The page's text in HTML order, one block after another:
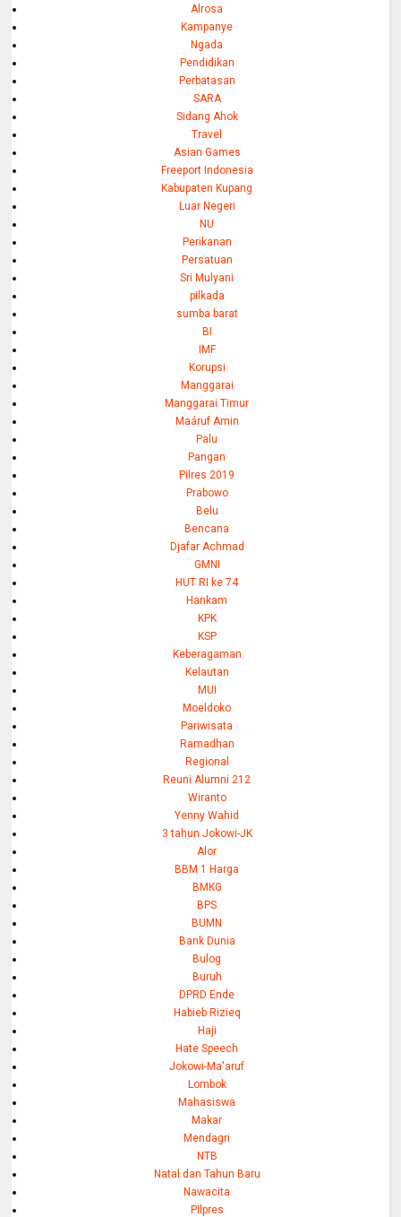
Alrosa
Kampanye
Ngada
Pendidikan
Perbatasan
SARA
Sidang Ahok
Travel
Asian Games
Freeport Indonesia
Kabupaten Kupang
Luar Negeri
NU
Perikanan
Persatuan
Sri Mulyani
pilkada
sumba barat
BI
IMF
Korupsi
Manggarai
Manggarai Timur
Maáruf Amin
Palu
Pangan
Pilres 2019
Prabowo
Belu
Bencana
Djafar Achmad
GMNI
HUT RI ke 74
Hankam
KPK
KSP
Keberagaman
Kelautan
MUI
Moeldoko
Pariwisata
Ramadhan
Regional
Reuni Alumni 212
Wiranto
Yenny Wahid
3 tahun Jokowi-JK
Alor
BBM 1 Harga
BMKG
BPS
BUMN
Bank Dunia
Bulog
Buruh
DPRD Ende
Habieb Rizieq
Haji
Hate Speech
Jokowi-Ma'aruf
Lombok
Mahasiswa
Makar
Mendagri
NTB
Natal dan Tahun Baru
Nawacita
PIlpres